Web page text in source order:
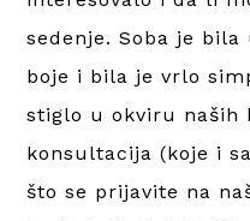
sedenje. Soba je
boje i bila je vrlo
stiglo u okviru naših
konsultacija (koje i
što se prijavite na